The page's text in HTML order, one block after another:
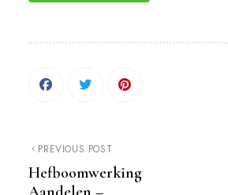
PREVIOUS POST
Hefboomwerking